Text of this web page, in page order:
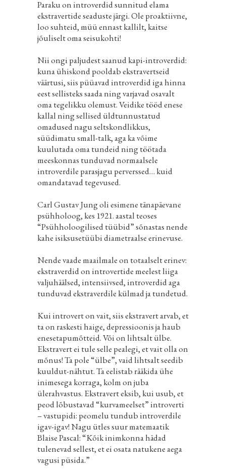
Paraku on introverdid sunnitud elama
ekstravertide seaduste järgi. Ole proaktiivne,
loo suhteid, müü ennast kallilt, kaitse
jõuliselt oma seisukohti!
Nii ongi paljudest saanud kapi-introverdid:
kuna ühiskond pooldab ekstravertseid
väärtusi, siis püüavad introverdid iga hinna
eest sellisteks saada ning varjavad osavalt
oma tegelikku olemust. Veidike tööd enese
kallal ning sellised üldtunnustatud
omadused nagu seltskondlikkus,
süüdimatu small-talk, aga ka võime
kuulutada oma tundeid ning töötada
meeskonnas tunduvad normaalsele
introverdile parasjagu perverssed… kuid
omandatavad tegevused.
Carl Gustav Jung oli esimene tänapäevane
psühholoog, kes 1921. aastal teoses
“Psühholoogilised tüübid” sõnastas nende
kahe isiksusetüübi diametraalse erinevuse.
Nende vaade maailmale on totaalselt erinev:
ekstraverdid on introvertide meelest liiga
valjuhäälsed, intensiivsed, introverdid aga
tunduvad ekstraverdile külmad ja tundetud.
Kui introvert on vait, siis ekstravert arvab, et
ta on raskesti haige, depressioonis ja haub
enesetapumõtteid. Või on lihtsalt ülbe.
Ekstravert ei tule selle pealegi, et vait olla on
mõnus! Ta pole “ülbe”, vaid lihtsalt seedib
kuuldut-nähtut. Ta eelistab rääkida ühe
inimesega korraga, kolm on juba
ülerahvastus. Ekstravert eksib, kui usub, et
peod lõbustavad “kurvameelset” introverti
– vastupidi: peomelu tundub introverdile
igav-igav! Nagu ütles suur matemaatik
Blaise Pascal: “Kõik inimkonna hädad
tulenevad sellest, et ei osata natukene aega
vagusi püsida.”